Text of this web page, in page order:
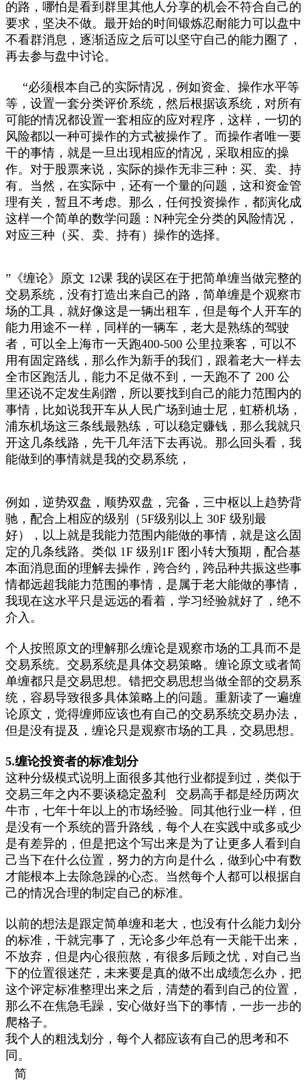
的路，哪怕是看到群里其他人分享的机会不符合自己的
要求，坚决不做。最开始的时间锻炼忍耐能力可以盘中
不看群消息，逐渐适应之后可以坚守自己的能力圈了，
再去参与盘中讨论。
“必须根本自己的实际情况，例如资金、操作水平等
等，设置一套分类评价系统，然后根据该系统，对所有
可能的情况都设置一套相应的应对程序，这样，一切的
风险都以一种可操作的方式被操作了。而操作者唯一要
干的事情，就是一旦出现相应的情况，采取相应的操
作。对于股票来说，实际的操作无非三种：买、卖、持
有。当然，在实际中，还有一个量的问题，这和资金管
理有关，暂且不考虑。那么，任何投资操作，都演化成
这样一个简单的数学问题：N种完全分类的风险情况，
对应三种（买、卖、持有）操作的选择。
”《缠论》原文 12课 我的误区在于把简单缠当做完整的
交易系统，没有打造出来自己的路，简单缠是个观察市
场的工具，就好像这是一辆出租车，但是每个人开车的
能力用途不一样，同样的一辆车，老大是熟练的驾驶
者，可以全上海市一天跑400-500 公里拉乘客，可以不
用有固定路线，那么作为新手的我们，跟着老大一样去
全市区跑活儿，能力不足做不到，一天跑不了 200 公
里还说不定发生剐蹭，所以要找到自己的能力范围内的
事情，比如说我开车从人民广场到迪士尼，虹桥机场，
浦东机场这三条线最熟练，可以稳定赚钱，那么我就只
开这几条线路，先干几年活下去再说。那么回头看，我
能做到的事情就是我的交易系统，
例如，逆势双盘，顺势双盘，完备，三中枢以上趋势背
驰，配合上相应的级别（5F级别以上 30F 级别最
好），以上就是我能力范围内能做的事情，就是这么固
定的几条线路。类似 1F 级别1F 图小转大预期，配合基
本面消息面的理解去操作，跨合约，跨品种共振这些事
情都远超我能力范围的事情，是属于老大能做的事情，
我现在这水平只是远远的看着，学习经验就好了，绝不
介入。
个人按照原文的理解那么缠论是观察市场的工具而不是
交易系统。交易系统是具体交易策略。缠论原文或者简
单缠都只是交易思想。错把交易思想当做全部的交易系
统，容易导致很多具体策略上的问题。重新读了一遍缠
论原文，觉得缠师应该也有自己的交易系统交易办法，
但是没有提及，缠论只是观察市场的工具，交易思想。
5.缠论投资者的标准划分
这种分级模式说明上面很多其他行业都提到过，类似于
交易三年之内不要谈稳定盈利 交易高手都是经历两次
牛市，七年十年以上的市场经验。同其他行业一样，但
是没有一个系统的晋升路线，每个人在实践中或多或少
是有差异的，但是把这个写出来是为了让更多人看到自
己当下在什么位置，努力的方向是什么，做到心中有数
才能根本上去除急躁的心态。当然每个人都可以根据自
己的情况合理的制定自己的标准。
以前的想法是跟定简单缠和老大，也没有什么能力划分
的标准，干就完事了，无论多少年总有一天能干出来，
不放弃，但是内心很煎熬，有很多后顾之忧，对自己当
下的位置很迷茫，未来要是真的做不出成绩怎么办，把
这个评定标准整理出来之后，清楚的看到自己的位置，
那么不在焦急毛躁，安心做好当下的事情，一步一步的
爬格子。
我个人的粗浅划分，每个人都应该有自己的思考和不
同。
简